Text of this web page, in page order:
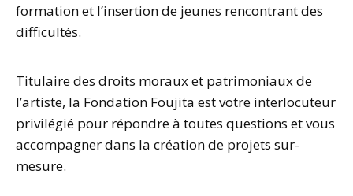
formation et l’insertion de jeunes rencontrant des
difficultés.
Titulaire des droits moraux et patrimoniaux de
l’artiste, la Fondation Foujita est votre interlocuteur
privilégié pour répondre à toutes questions et vous
accompagner dans la création de projets sur-
mesure.